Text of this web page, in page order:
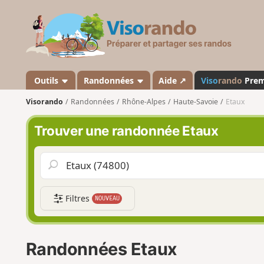
s
a
n
d
o
Outils Randonnées Aide ↗ Visorando
Visorando Randonnées Rhône-Alpes Haute-Savoie Etaux
Trouver une randonnée Etaux
Filtres NOUVEAU
Randonnées Etaux